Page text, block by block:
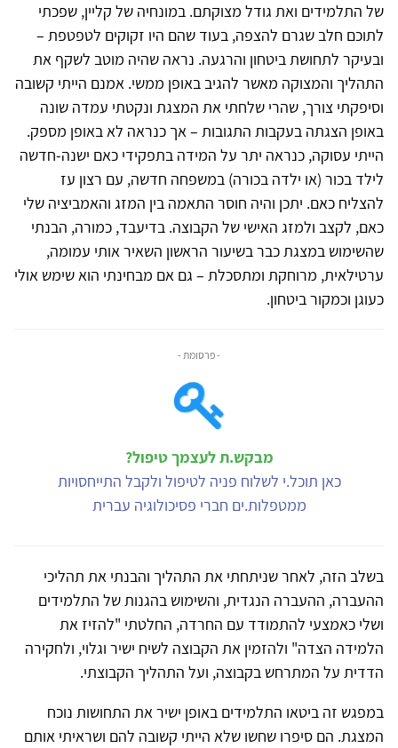
של התלמידים ואת גודל מצוקתם. במונחיה של קליין, שפכתי
לתוכם חלב שגרם להצפה, בעוד שהם היו זקוקים לטפטפת –
ובעיקר לתחושת ביטחון והרגעה. נראה שהיה מוטב לשקף את
התהליך והמצוקה מאשר להגיב באופן ממשי. אמנם הייתי קשובה
וסיפקתי צורך, שהרי שלחתי את המצגת ונקטתי עמדה שונה
באופן הצגתה בעקבות התגובות – אך כנראה לא באופן מספק.
הייתי עסוקה, כנראה יתר על המידה בתפקידי כאם ישנה-חדשה
לילד בכור (או ילדה בכורה) במשפחה חדשה, עם רצון עז
להצליח כאם. יתכן והיה חוסר התאמה בין המזג והאמביציה שלי
כאם, לקצב ולמזג האישי של הקבוצה. בדיעבד, כמורה, הבנתי
שהשימוש במצגת כבר בשיעור הראשון השאיר אותי עמומה,
ערטילאית, מרוחקת ומתסכלת – גם אם מבחינתי הוא שימש אולי
כעוגן וכמקור ביטחון.
- פרסומת -
מבקש.ת לעצמך טיפול?
כאן תוכל.י לשלוח פניה לטיפול ולקבל התייחסויות
ממטפלות.ים חברי פסיכולוגיה עברית
בשלב הזה, לאחר שניתחתי את התהליך והבנתי את תהליכי
ההעברה, ההעברה הנגדית, והשימוש בהגנות של התלמידים
ושלי כאמצעי להתמודד עם החרדה, החלטתי "להזיז את
הלמידה הצדה" ולהזמין את הקבוצה לשיח ישיר וגלוי, ולחקירה
הדדית על המתרחש בקבוצה, ועל התהליך הקבוצתי.
במפגש זה ביטאו התלמידים באופן ישיר את התחושות נוכח
המצגת. הם סיפרו שחשו שלא הייתי קשובה להם ושראיתי אותם